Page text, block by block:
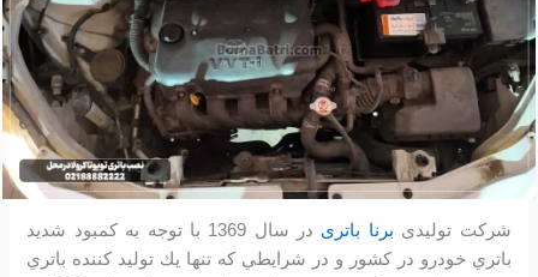
شرکت تولیدی برنا باتری
در سال 1369 با توجه به كمبود شديد
باتري خودرو در كشور و در شرايطي كه تنها يك توليد كننده باتري